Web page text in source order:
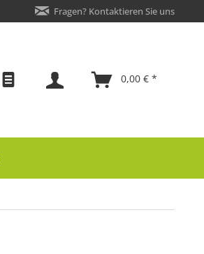
Fragen? Kontaktieren Sie uns
0,00 € *